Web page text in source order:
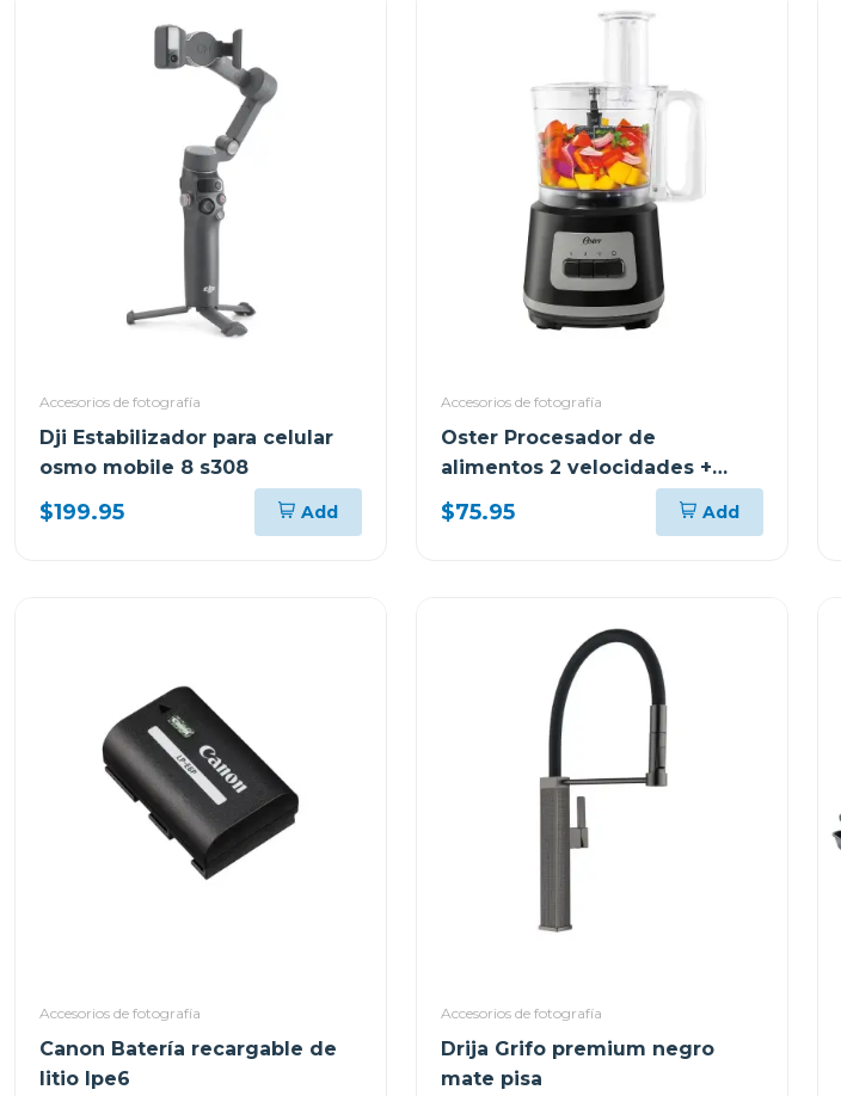
Accesorios de fotografía
Dji Estabilizador para celular
osmo mobile 8 s308
$199.95 Add
Accesorios de fotografía
Oster Procesador de
alimentos 2 velocidades +
turbo 500 w fp1455
$75.95 Add
Accesorios de fotografía
Canon Batería recargable de
litio lpe6
Accesorios de fotografía
Drija Grifo premium negro
mate pisa